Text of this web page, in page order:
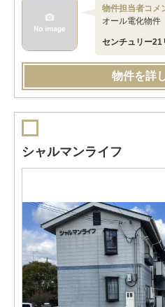
物件担当者コメ
オール電化物件
センチュリー21
物件を詳
シャルマンライフ